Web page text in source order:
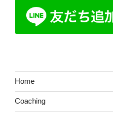
Home
Coaching